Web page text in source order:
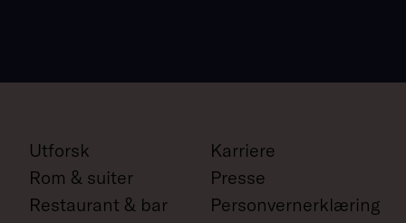
Utforsk
Rom & suiter
Restaurant & bar
Karriere
Presse
Personvernerklæring